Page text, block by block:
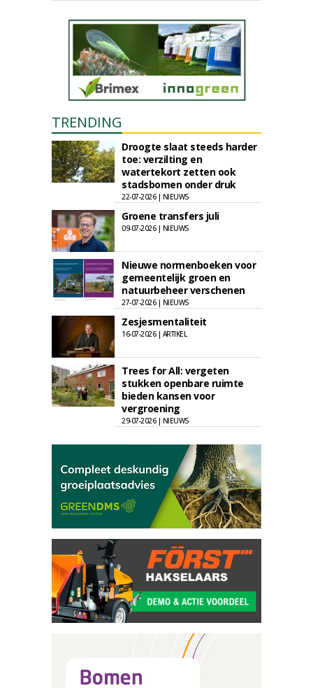
TRENDING
Droogte slaat steeds harder
toe: verzilting en
watertekort zetten ook
stadsbomen onder druk
22-07-2026 | NIEUWS
Groene transfers juli
09-07-2026 | NIEUWS
Nieuwe normenboeken voor
gemeentelijk groen en
natuurbeheer verschenen
27-07-2026 | NIEUWS
Zesjesmentaliteit
16-07-2026 | ARTIKEL
Trees for All: vergeten
stukken openbare ruimte
bieden kansen voor
vergroening
29-07-2026 | NIEUWS